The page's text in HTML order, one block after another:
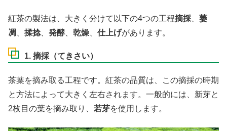
紅茶の製法は、大きく分けて以下の4つの工程摘採
萎
凋
揉捻、 発酵、 乾燥 仕上げがあります。
1. 摘採（てきさい）
茶葉を摘み取る工程です。紅茶の品質は、この摘採の時期
と方法によって大きく左右されます。一般的には、新芽と
2枚目の葉を摘み取り、 若芽を使用します。